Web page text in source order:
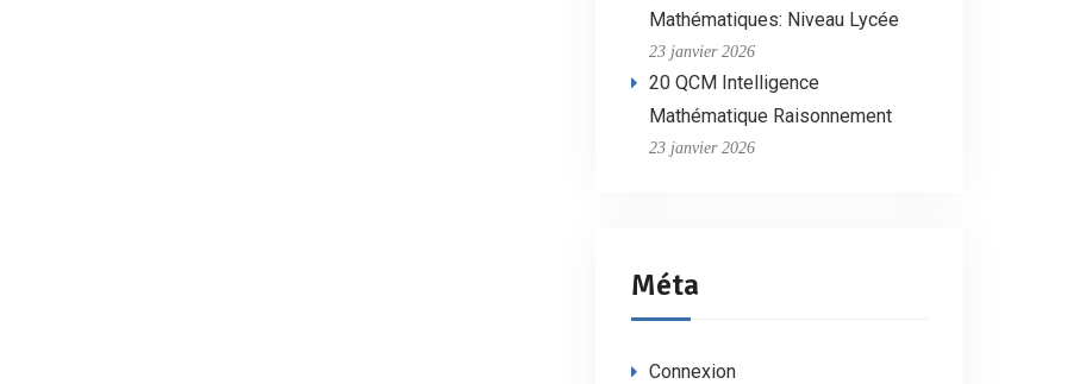
Mathématiques: Niveau Lycée
23 janvier 2026
20 QCM Intelligence
Mathématique Raisonnement
23 janvier 2026
Méta
Connexion